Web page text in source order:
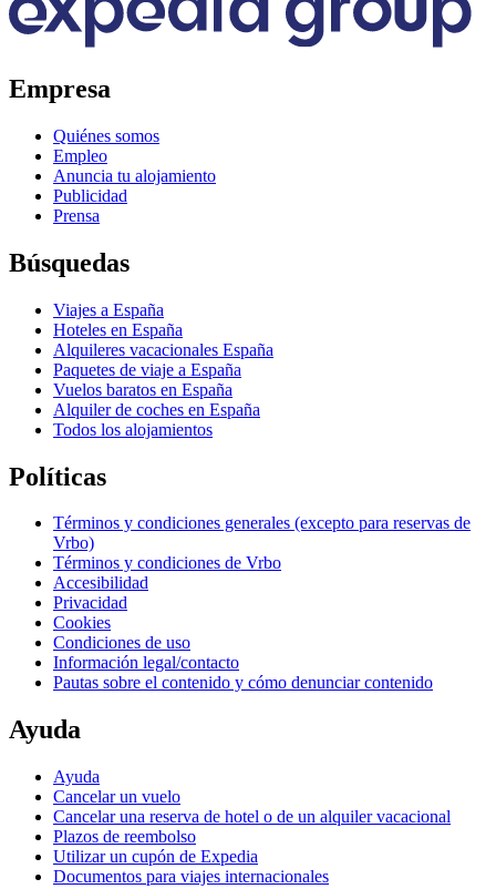
Empresa
Quiénes somos
Empleo
Anuncia tu alojamiento
Publicidad
Prensa
Búsquedas
Viajes a España
Hoteles en España
Alquileres vacacionales España
Paquetes de viaje a España
Vuelos baratos en España
Alquiler de coches en España
Todos los alojamientos
Políticas
Términos y condiciones generales (excepto para reservas de
Vrbo)
Términos y condiciones de Vrbo
Accesibilidad
Privacidad
Cookies
Condiciones de uso
Información legal/contacto
Pautas sobre el contenido y cómo denunciar contenido
Ayuda
Ayuda
Cancelar un vuelo
Cancelar una reserva de hotel o de un alquiler vacacional
Plazos de reembolso
Utilizar un cupón de Expedia
Documentos para viajes internacionales